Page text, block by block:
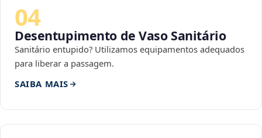
04
Desentupimento de Vaso Sanitário
Sanitário entupido? Utilizamos equipamentos adequados
para liberar a passagem.
SAIBA MAIS